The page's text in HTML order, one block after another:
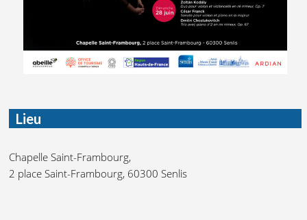
Lieu
Chapelle Saint-Frambourg,
2 place Saint-Frambourg, 60300 Senlis